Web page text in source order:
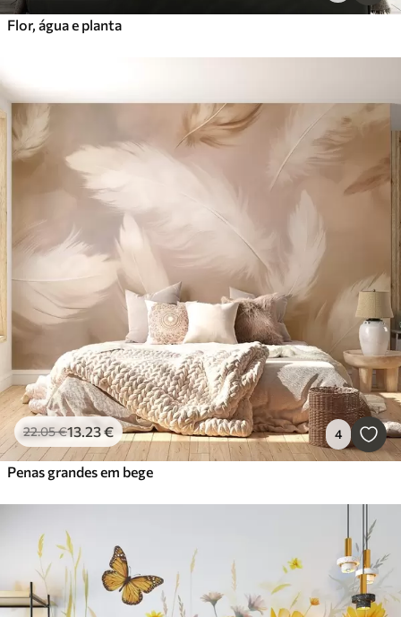
Flor, água e planta
22.05€13.23€ 4
Penas grandes em bege